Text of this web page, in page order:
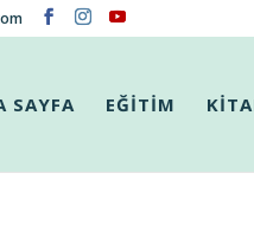
SAYFA EĞİTİM